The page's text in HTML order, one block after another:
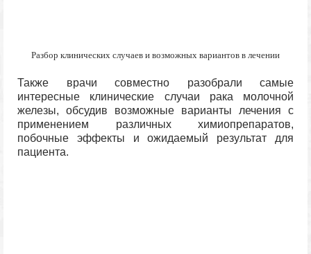
Разбор клинических случаев и возможных вариантов в лечении
Также врачи совместно разобрали самые
интересные клинические случаи рака молочной
железы, обсудив возможные варианты лечения с
применением различных химиопрепаратов,
побочные эффекты и ожидаемый результат для
пациента.